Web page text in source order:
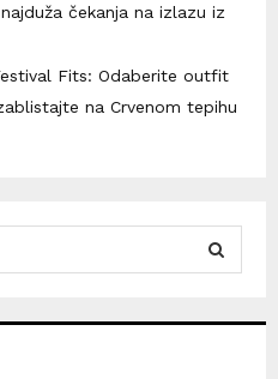
čekanja na izlazu iz
Fits: Odaberite outfit
na Crvenom tepihu